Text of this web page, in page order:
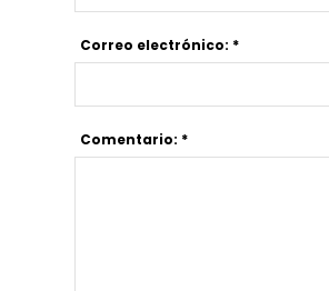
Correo electrónico: *
Comentario: *